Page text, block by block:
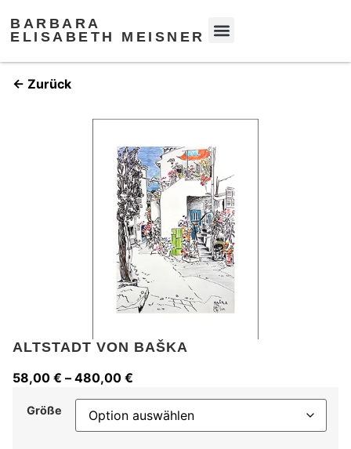
BARBARA
ELISABETH MEISNER
← Zurück
ALTSTADT VON BAŠKA
58,00 € – 480,00 €
Größe